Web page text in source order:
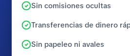
Sin comisiones ocultas
Transferencias de dinero
Sin papeleo ni avales